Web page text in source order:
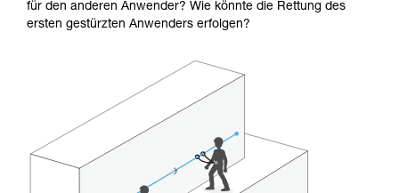
für den anderen Anwender? Wie könnte die Rettung des
ersten gestürzten Anwenders erfolgen?